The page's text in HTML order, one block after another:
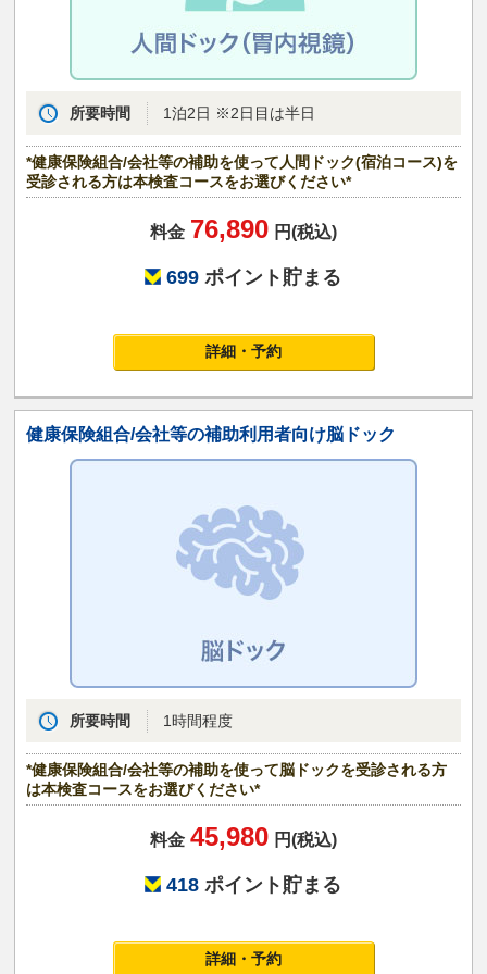
所要時間 1泊2日 ※2日目は半日
*健康保険組合/会社等の補助を使って人間ドック(宿泊コース)を
受診される方は本検査コースをお選びください*
料金 76,890 円(税込)
699 ポイント貯まる
詳細・予約
健康保険組合/会社等の補助利用者向け脳ドック
所要時間 1時間程度
*健康保険組合/会社等の補助を使って脳ドックを受診される方
は本検査コースをお選びください*
料金 45,980 円(税込)
418 ポイント貯まる
詳細・予約